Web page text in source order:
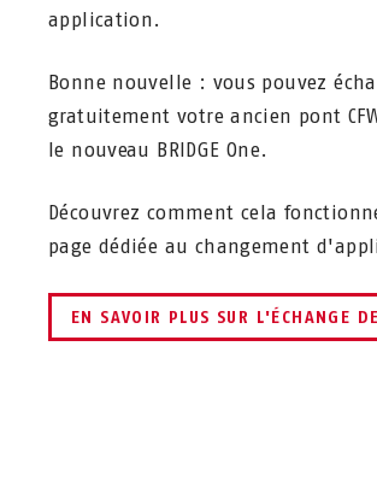
application.
Bonne nouvelle : vous pouvez
gratuitement votre ancien pont
le nouveau BRIDGE One.
Découvrez comment cela
page dédiée au changement
EN SAVOIR PLUS SUR L'ÉCHANGE